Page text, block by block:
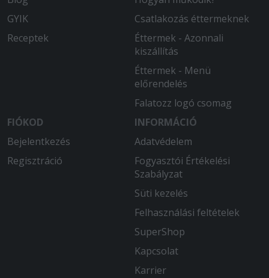
GYIK
Receptek
Csatlakozás éttermeknek
Éttermek - Azonnali
kiszállítás
Éttermek - Menü
előrendelés
Falatozz logó csomag
FIÓKOD
Bejelentkezés
Regisztráció
INFORMÁCIÓ
Adatvédelem
Fogyasztói Értékelési
Szabályzat
Süti kezelés
Felhasználási feltételek
SuperShop
Kapcsolat
Karrier